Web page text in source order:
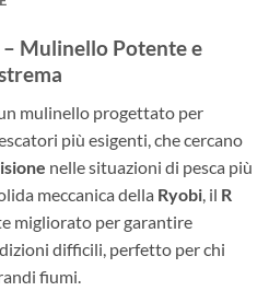
– Mulinello Potente e
mulinello progettato per
più esigenti, che cercano
nelle situazioni di pesca più
meccanica della Ryobi, il R
migliorato per garantire
difficili, perfetto per chi
fiumi.